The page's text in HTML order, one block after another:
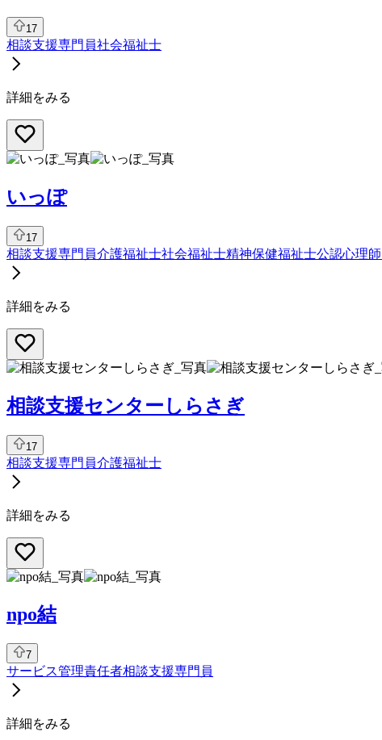
17
相談支援専門員社会福祉士
詳細をみる
いっぽ
17
相談支援専門員介護福祉士社会福祉士精神保健福祉士公認心理師
詳細をみる
相談支援センターしらさぎ
17
相談支援専門員介護福祉士
詳細をみる
npo結
7
サービス管理責任者相談支援専門員
詳細をみる